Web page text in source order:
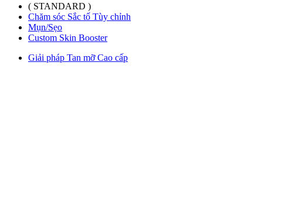
( STANDARD )
Chăm sóc Sắc tố Tùy chỉnh
Mụn/Sẹo
Custom Skin Booster
Giải pháp Tan mỡ Cao cấp